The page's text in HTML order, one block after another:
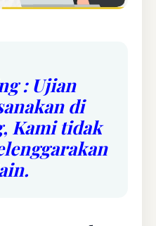
: Ujian
di
Kami tidak